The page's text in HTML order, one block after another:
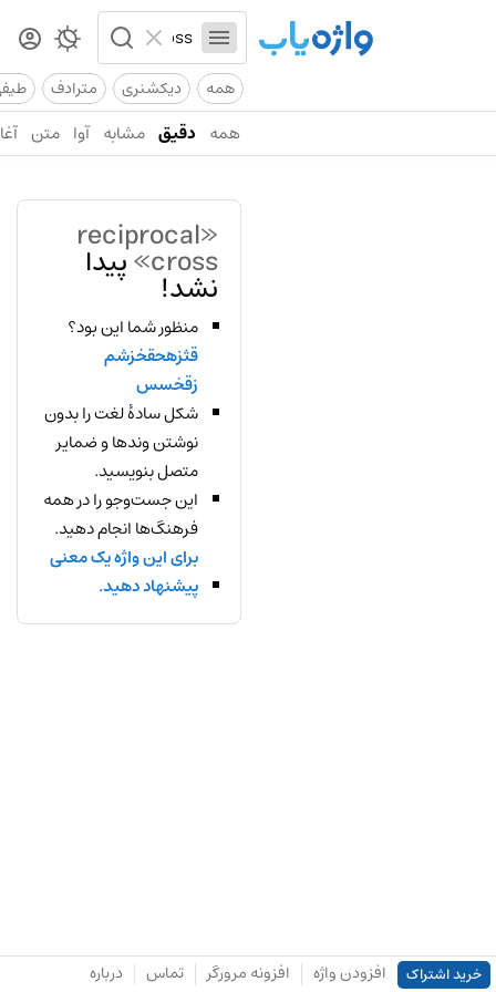
همه دیکشنری مترادف
همه دقیق مشابه آوا متن
«reciprocal
cross» پیدا
نشد!
منظور شما این بود؟
قثزهحقخزشم
زقخسس
شکل سادهٔ لغت را بدون
نوشتن وندها و ضمایر
متصل بنویسید.
این جست‌وجو را در همه
فرهنگ‌ها انجام دهید.
برای این واژه یک معنی
پیشنهاد دهید.
خرید اشتراک افزودن واژه افزونه مرورگر تماس درباره